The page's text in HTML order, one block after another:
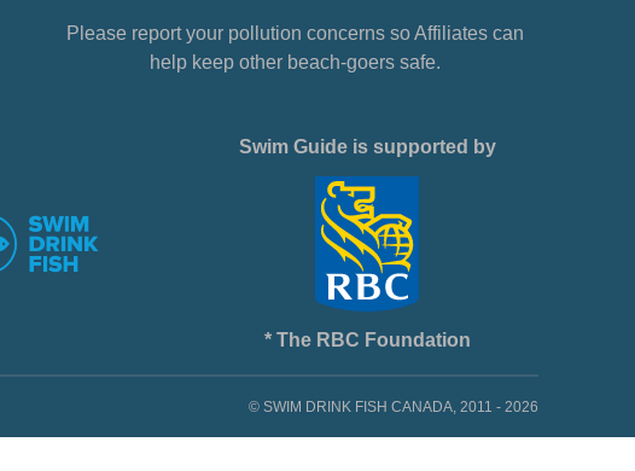
Please report your pollution concerns so Affiliates can
help keep other beach-goers safe.
Swim Guide is supported by
* The RBC Foundation
© SWIM DRINK FISH CANADA, 2011 - 2026